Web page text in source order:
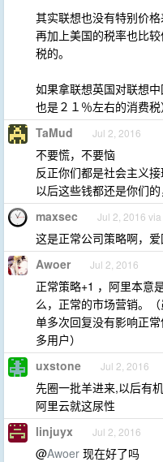
其实联想也没有特别价
再加上美国的税率也比
税的。
如果拿联想英国对联想
也是２１％左右的消费税
TaMud Jul 2, 2016
不要慌，不要恼
反正你们都是社会主义接
以后这些钱都还是你们
maxsec Jul 2, 2016
这是正常公司策略啊，
Awoer Jul 2, 2016
正常策略+1 ，阿里本意
么，正常的市场营销。
单多次回复没有影响正
多用户）
uxstone Jul 2, 2016
先圈一批羊进来,以后有
阿里云就这尿性
linjuyx Jul 2, 2016
@Awoer 现在好了吗